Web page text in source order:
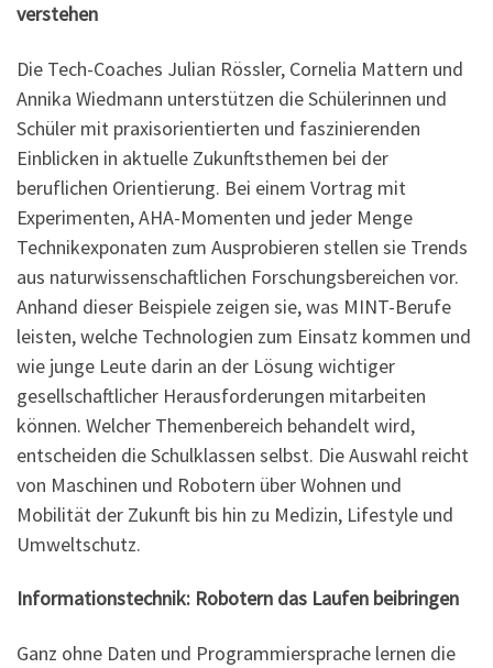
verstehen
Die Tech-Coaches Julian Rössler, Cornelia Mattern und
Annika Wiedmann unterstützen die Schülerinnen und
Schüler mit praxisorientierten und faszinierenden
Einblicken in aktuelle Zukunftsthemen bei der
beruflichen Orientierung. Bei einem Vortrag mit
Experimenten, AHA-Momenten und jeder Menge
Technikexponaten zum Ausprobieren stellen sie Trends
aus naturwissenschaftlichen Forschungsbereichen vor.
Anhand dieser Beispiele zeigen sie, was MINT-Berufe
leisten, welche Technologien zum Einsatz kommen und
wie junge Leute darin an der Lösung wichtiger
gesellschaftlicher Herausforderungen mitarbeiten
können. Welcher Themenbereich behandelt wird,
entscheiden die Schulklassen selbst. Die Auswahl reicht
von Maschinen und Robotern über Wohnen und
Mobilität der Zukunft bis hin zu Medizin, Lifestyle und
Umweltschutz.
Informationstechnik: Robotern das Laufen beibringen
Ganz ohne Daten und Programmiersprache lernen die